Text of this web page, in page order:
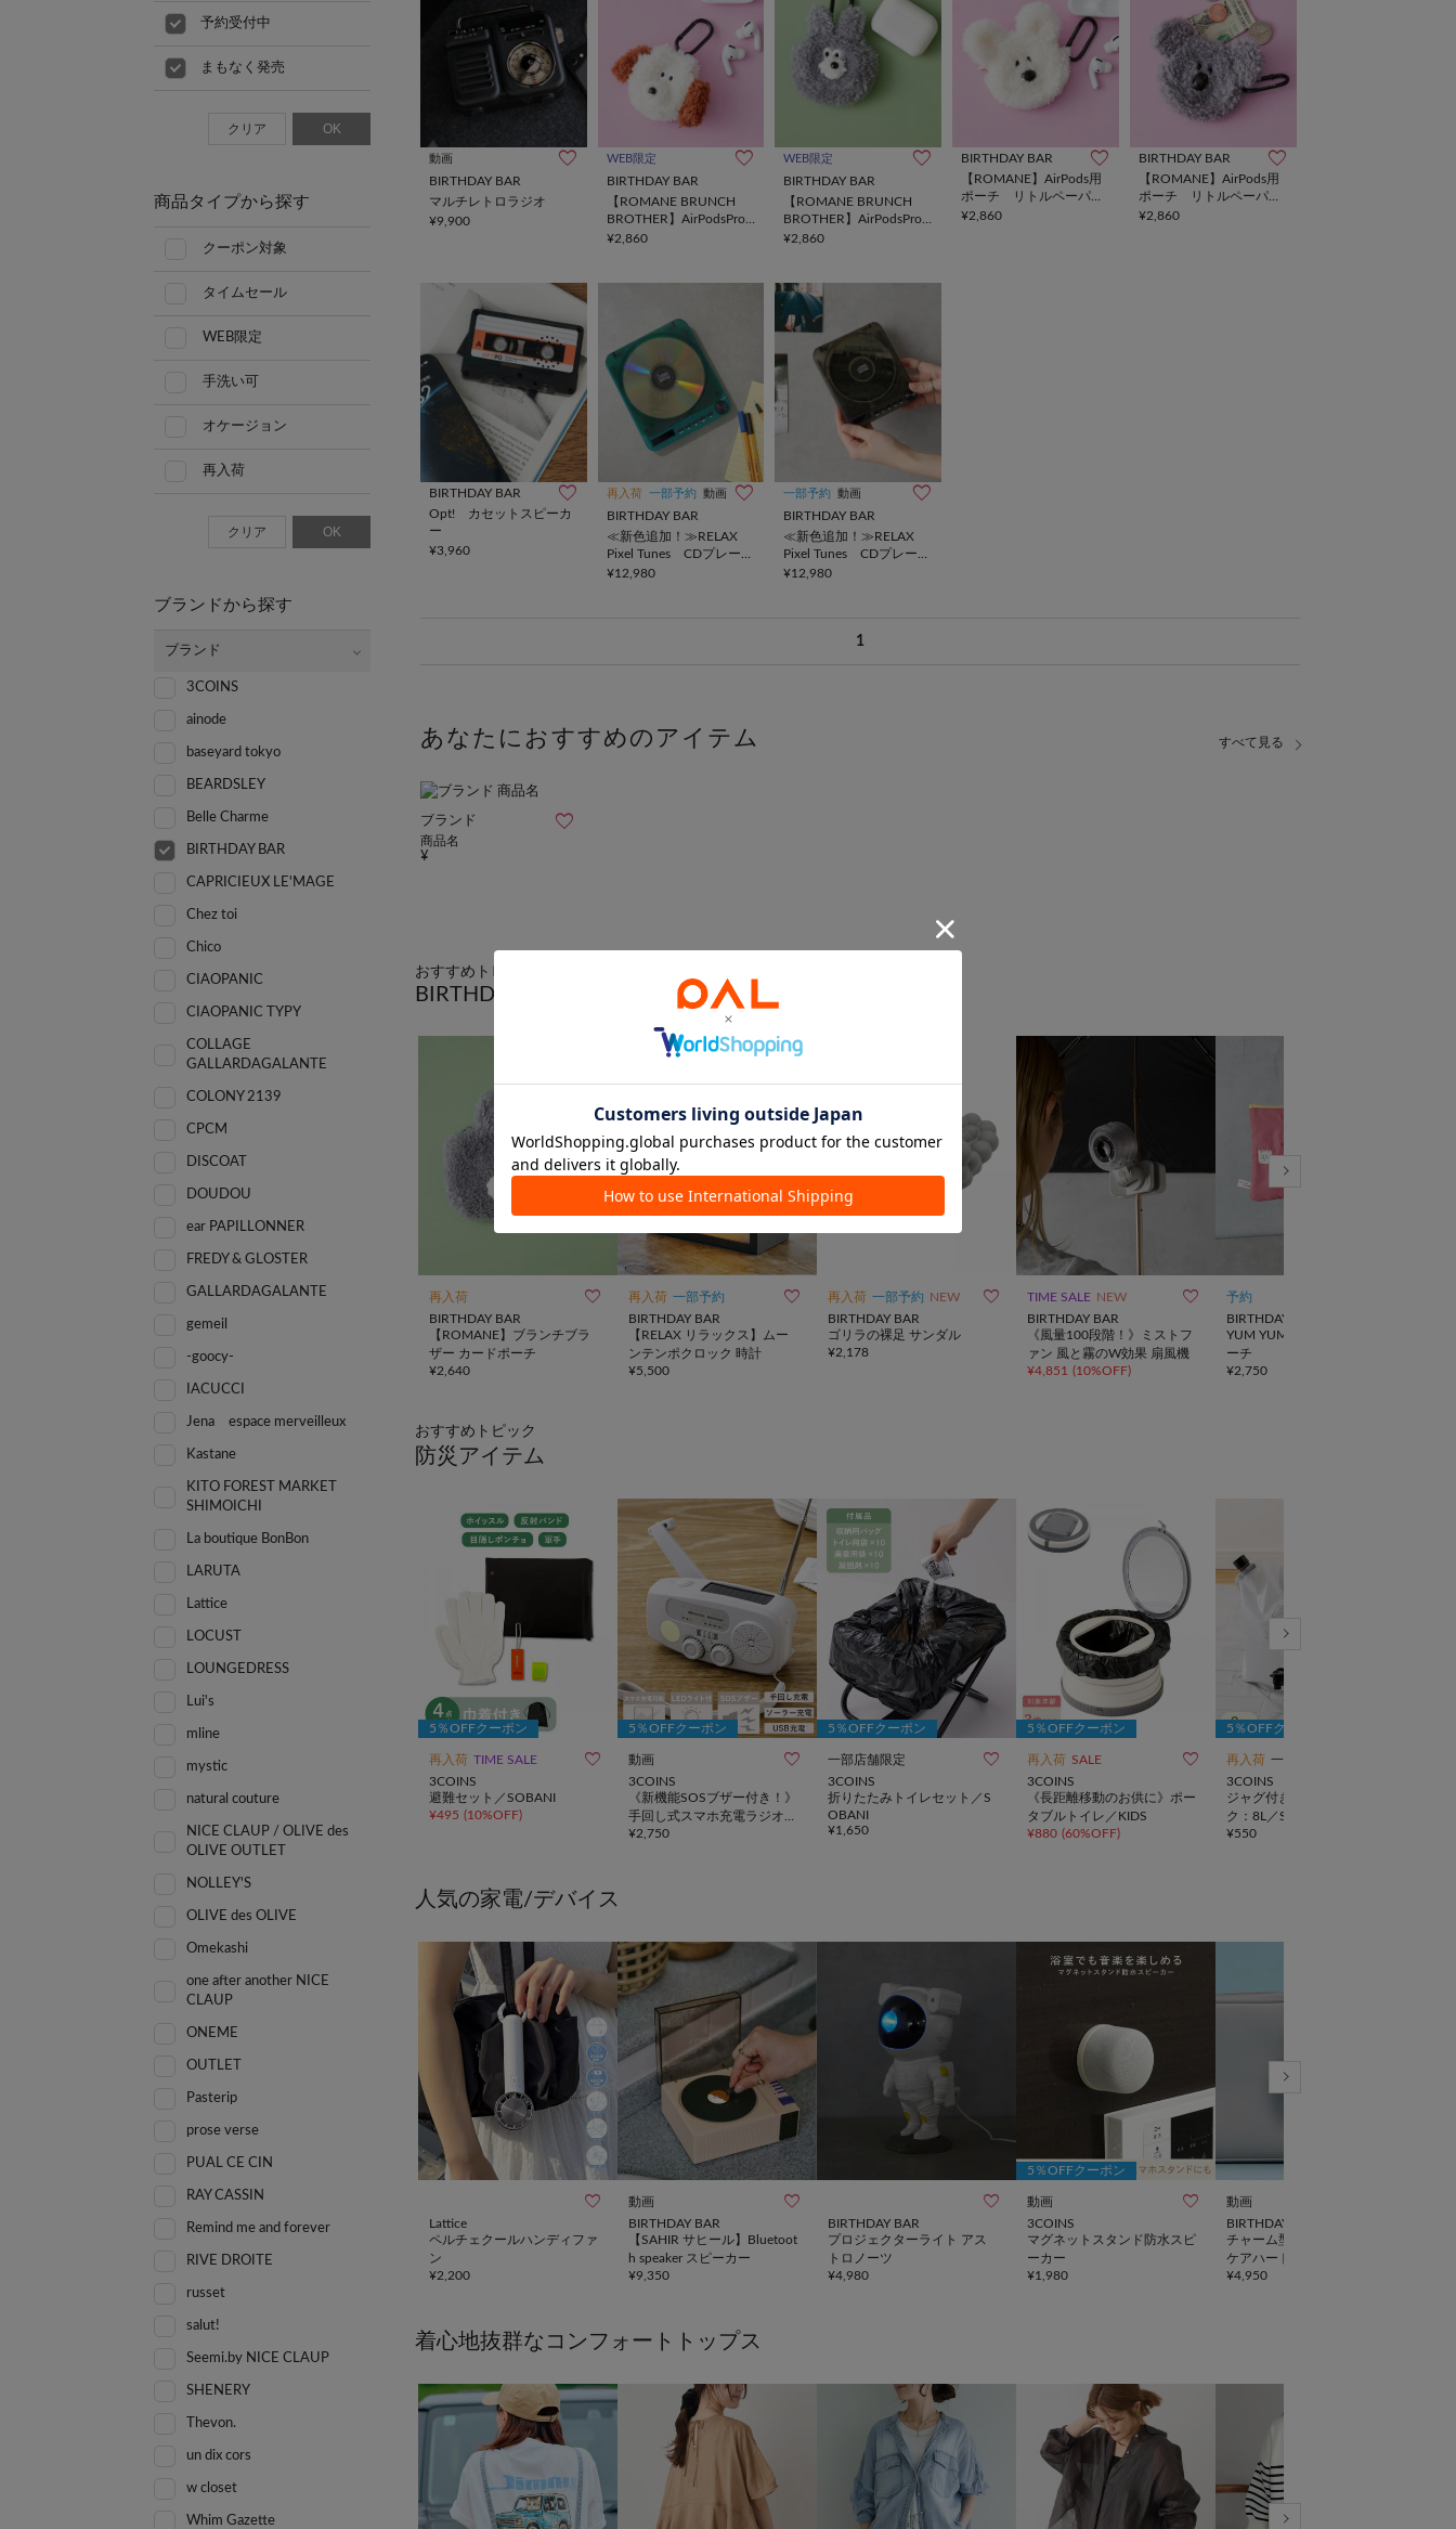
動画
BIRTHDAY BAR
マルチレトロラジオ
¥9,900
WEB限定
BIRTHDAY BAR
【ROMANE BRUNCH
BROTHER】AirPodsPro
用ポーチ
¥2,860
WEB限定
BIRTHDAY BAR
【ROMANE BRUNCH
BROTHER】AirPodsPro
用ポーチ
¥2,860
BIRTHDAY BAR
【ROMANE】AirPods用
ポーチ リトルペーパ
ー デジタルアクセサリ
¥2,860
BIRTHDAY BAR
【ROMANE】AirPods用
ポーチ リトルペーパ
ー デジタルアクセサリ
¥2,860
BIRTHDAY BAR
Opt! カセットスピーカ
ー
¥3,960
再入荷 一部予約 動画
BIRTHDAY BAR
≪新色追加！≫RELAX
Pixel Tunes CDプレーヤ
ー
¥12,980
一部予約 動画
BIRTHDAY BAR
≪新色追加！≫RELAX
Pixel Tunes CDプレーヤ
ー
¥12,980
1
あなたにおすすめのアイテム
ブランド
商品名
おすすめトピック
BIRTHDAY BAR
再入荷 
BIRTHDAY BAR
【ROMANE】ブランチブラ
ザー カードポーチ
¥2,640
再入荷 一部予約 
BIRTHDAY BAR
【RELAX リラックス】ムー
ンテンポクロック 時計
¥5,500
再入荷 一部予約 NEW 
BIRTHDAY BAR
ゴリラの裸足 サンダル
¥2,178
TIME SALE NEW 
BIRTHDAY BAR
《風量100段階！》ミストフ
ァン 風と霧のW効果 扇風機
¥4,851 (10%OFF)
予約
BIRTHDAY BAR
YUM YUM FRIENDS 刺繍ポ
ーチ
¥2,750
おすすめトピック
防災アイテム
5％OFFクーポン
再入荷 TIME SALE 
3COINS
避難セット／SOBANI
¥495 (10%OFF)
5％OFFクーポン
動画 
3COINS
《新機能SOSブザー付き！》
手回し式スマホ充電ラジオラ
イト／SOBANI
¥2,750
5％OFFクーポン
一部店舗限定 
3COINS
折りたたみトイレセット／S
OBANI
¥1,650
5％OFFクーポン
再入荷 SALE 
3COINS
《長距離移動のお供に》ポー
タブルトイレ／KIDS
¥880 (60%OFF)
5％OFFクーポン
再入荷 一部店舗限定
3COINS
ジャグ付きウォータータン
ク：8L／SOBANI
¥550
人気の家電/デバイス

Lattice
ペルチェクールハンディファ
ン
¥2,200
動画 
BIRTHDAY BAR
【SAHIR サヒール】Bluetoot
h speaker スピーカー
¥9,350

BIRTHDAY BAR
プロジェクターライト アス
トロノーツ
¥4,980
5％OFFクーポン
動画 
3COINS
マグネットスタンド防水スピ
ーカー
¥1,980
動画
BIRTHDAY BAR
チャーム型美顔器 / フェイス
ケアハートチャーム
¥4,950
着心地抜群なコンフォートトップス
予約受付中
まもなく発売
クリア OK
商品タイプから探す
クーポン対象
タイムセール
WEB限定
手洗い可
オケージョン
再入荷
クリア OK
ブランドから探す
ブランド
3COINS
ainode
baseyard tokyo
BEARDSLEY
Belle Charme
BIRTHDAY BAR
CAPRICIEUX LE'MAGE
Chez toi
Chico
CIAOPANIC
CIAOPANIC TYPY
COLLAGE
GALLARDAGALANTE
COLONY 2139
CPCM
DISCOAT
DOUDOU
ear PAPILLONNER
FREDY & GLOSTER
GALLARDAGALANTE
gemeil
-goocy-
IACUCCI
Jena espace merveilleux
Kastane
KITO FOREST MARKET
SHIMOICHI
La boutique BonBon
LARUTA
Lattice
LOCUST
LOUNGEDRESS
Lui's
mline
mystic
natural couture
NICE CLAUP / OLIVE des
OLIVE OUTLET
NOLLEY'S
OLIVE des OLIVE
Omekashi
one after another NICE
CLAUP
ONEME
OUTLET
Pasterip
prose verse
PUAL CE CIN
RAY CASSIN
Remind me and forever
RIVE DROITE
russet
salut!
Seemi.by NICE CLAUP
SHENERY
Thevon.
un dix cors
w closet
Whim Gazette